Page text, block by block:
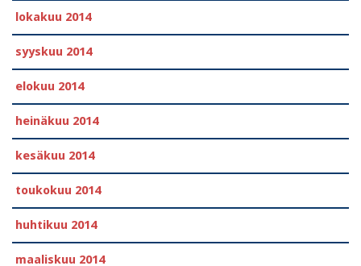
lokakuu 2014
syyskuu 2014
elokuu 2014
heinäkuu 2014
kesäkuu 2014
toukokuu 2014
huhtikuu 2014
maaliskuu 2014